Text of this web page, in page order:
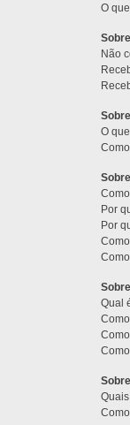
O
Não
O
Por
Por
Qual